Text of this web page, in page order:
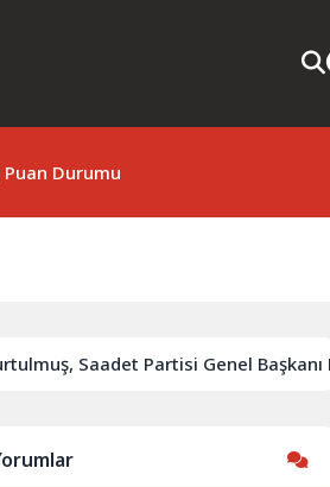
Puan Durumu
Saadet Partisi Genel Başkanı